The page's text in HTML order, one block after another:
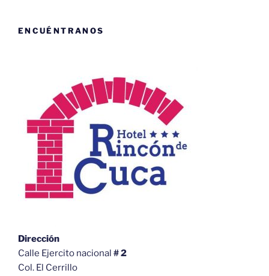
ENCUÉNTRANOS
Dirección
Calle Ejercito nacional # 2
Col. El Cerrillo